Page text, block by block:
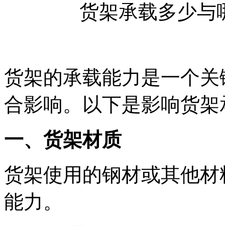
货架承载多少与哪
货架的承载能力是一个
合影响。以下是影响货
一、货架材质
货架使用的钢材或其他
能力。